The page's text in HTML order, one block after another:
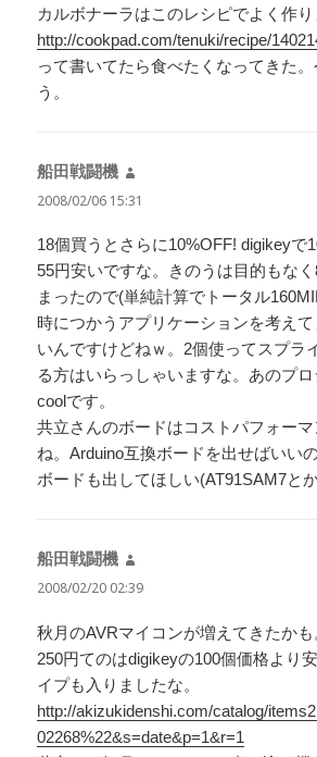
カルボナーラはこのレシピでよく作り
http://cookpad.com/tenuki/recipe/
って書いてたら食べたくなってきた
う。
船田戦闘機
り:
2008/02/06 15:31
18個買うとさらに10%OFF! digikeyで
55円安いですな。きのうは目的もな
まったので(単純計算でトータル
時につかうアプリケーションを考え
いんですけどねｗ。2個使ってスプラ
る方はいらっしゃいますな。あのプ
coolです。
共立さんのボードはコストパフォー
ね。Arduino互換ボードを出せばいい
ボードも出してほしい(AT91SAM7とか
船田戦闘機
り:
2008/02/20 02:39
秋月のAVRマイコンが増えてきたか
250円てのはdigikeyの100個価格より
イプも入りましたな。
http://akizukidenshi.com/catalog/
02268%22&s=date&p=1&r=1